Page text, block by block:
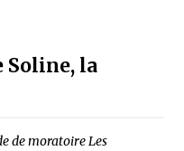
Soline, la
de moratoire Les